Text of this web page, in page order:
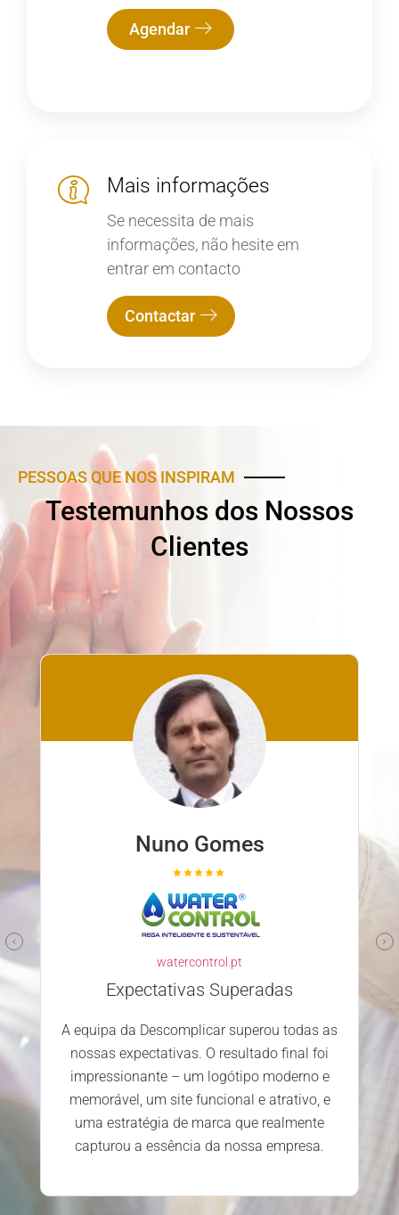
Agendar
Mais informações
Se necessita de mais
informações, não hesite em
entrar em contacto
Contactar
PESSOAS QUE NOS INSPIRAM
Testemunhos dos Nossos
Clientes
Nuno Gomes
watercontrol.pt
Expectativas Superadas
A equipa da Descomplicar superou todas as
nossas expectativas. O resultado final foi
impressionante – um logótipo moderno e
memorável, um site funcional e atrativo, e
uma estratégia de marca que realmente
capturou a essência da nossa empresa.
equipa